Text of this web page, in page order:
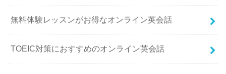
無料体験レッスンがお得なオンライン英会話
TOEIC対策におすすめのオンライン英会話